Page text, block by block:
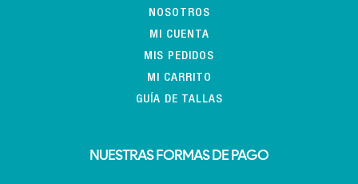
NOSOTROS
MI CUENTA
MIS PEDIDOS
MI CARRITO
GUÍA DE TALLAS
NUESTRAS FORMAS DE PAGO